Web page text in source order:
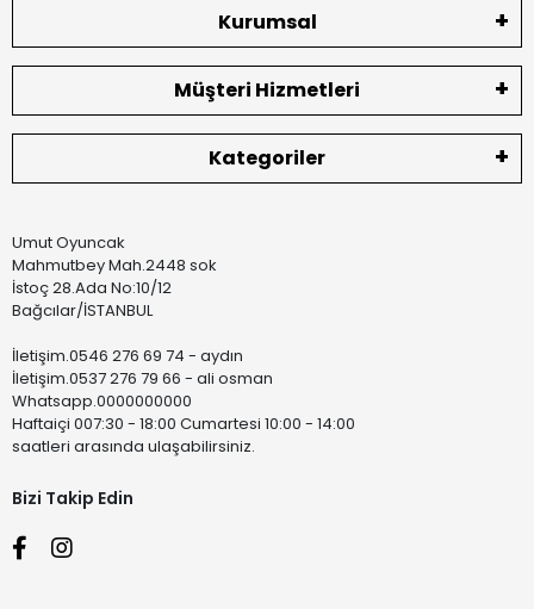
Kurumsal
Müşteri Hizmetleri
Kategoriler
Umut Oyuncak
Mahmutbey Mah.2448 sok
İstoç 28.Ada No:10/12
Bağcılar/İSTANBUL
İletişim.0546 276 69 74 - aydın
İletişim.0537 276 79 66 - ali osman
Whatsapp.0000000000
Haftaiçi 007:30 - 18:00 Cumartesi 10:00 - 14:00
saatleri arasında ulaşabilirsiniz.
Bizi Takip Edin